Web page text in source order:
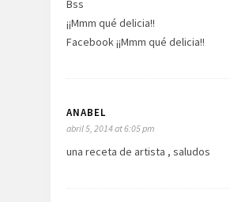
Bss
¡¡Mmm qué delicia!!
Facebook ¡¡Mmm qué delicia!!
ANABEL
abril 5, 2014 at 6:05 pm
una receta de artista , saludos